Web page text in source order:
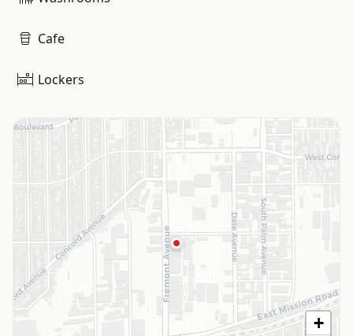
Cafe
Lockers
+